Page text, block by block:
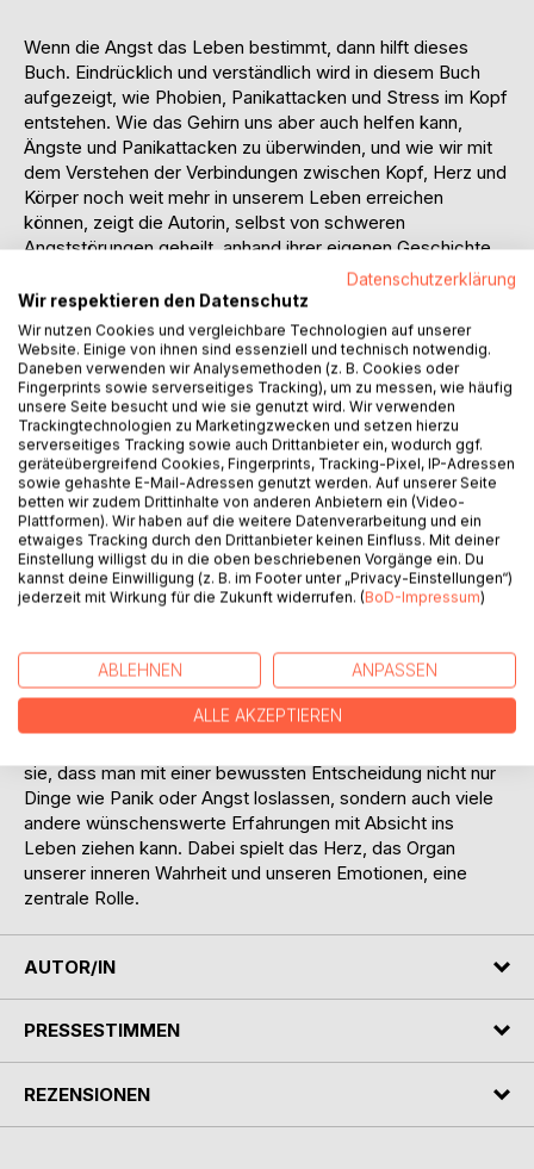
Wenn die Angst das Leben bestimmt, dann hilft dieses
Buch. Eindrücklich und verständlich wird in diesem Buch
aufgezeigt, wie Phobien, Panikattacken und Stress im Kopf
entstehen. Wie das Gehirn uns aber auch helfen kann,
Ängste und Panikattacken zu überwinden, und wie wir mit
dem Verstehen der Verbindungen zwischen Kopf, Herz und
Körper noch weit mehr in unserem Leben erreichen
können, zeigt die Autorin, selbst von schweren
Angststörungen geheilt, anhand ihrer eigenen Geschichte
Wie uns die Autonomie unseres Unterbewusstseins
manchmal ein Schnippchen schlägt, erklärt Petra Panholzer
mit viel Selbstironie anhand ihrer persönlichen Geschichte.
Als sie nach einem schweren Autounfall ihre erste
Panikattacke erlebte, wusste sie nicht, was um sie
passiert. Sie war felsenfest davon überzeugt, auf der
Stelle zu sterben. Die drauffolgenden Attacken bestätigten
ihr immer wieder, dass sie ernsthaft körperlich erkrankt sein
musste. Erst viele todgestorbene Augenblicke später
erhielt sie von einem Herzspezialisten die konkrete
Diagnose. Dabei glaubte sie kaum, dass sie gar nicht krank
war, sondern nur unter Panikattacken leide, denn auf
bewusster Ebene fürchtete sie sich vor nichts. Eine
unbewussten Glaubenssätzen, mentalen Überlistungen und
dem Befreiungsschlag aus den Klauen der Panik und raus
aus den selbstlimitierenden Einschränkungen.
Als sie die Verbindung zwischen Kopf, Herz und Körper und
sie, dass man mit einer bewussten Entscheidung nicht nur
Dinge wie Panik oder Angst loslassen, sondern auch viele
andere wünschenswerte Erfahrungen mit Absicht ins
Leben ziehen kann. Dabei spielt das Herz, das Organ
unserer inneren Wahrheit und unseren Emotionen, eine
zentrale Rolle.
AUTOR/IN
PRESSESTIMMEN
REZENSIONEN
Datenschutzerklärung
Wir respektieren den Datenschutz
Wir nutzen Cookies und vergleichbare Technologien auf unserer
Website. Einige von ihnen sind essenziell und technisch notwendig.
Daneben verwenden wir Analysemethoden (z. B. Cookies oder
Fingerprints sowie serverseitiges Tracking), um zu messen, wie häufig
unsere Seite besucht und wie sie genutzt wird. Wir verwenden
Trackingtechnologien zu Marketingzwecken und setzen hierzu
serverseitiges Tracking sowie auch Drittanbieter ein, wodurch ggf.
geräteübergreifend Cookies, Fingerprints, Tracking-Pixel, IP-Adressen
sowie gehashte E-Mail-Adressen genutzt werden. Auf unserer Seite
betten wir zudem Drittinhalte von anderen Anbietern ein (Video-
Plattformen). Wir haben auf die weitere Datenverarbeitung und ein
etwaiges Tracking durch den Drittanbieter keinen Einfluss. Mit deiner
Einstellung willigst du in die oben beschriebenen Vorgänge ein. Du
kannst deine Einwilligung (z. B. im Footer unter „Privacy-Einstellungen“)
jederzeit mit Wirkung für die Zukunft widerrufen. (BoD-Impressum)
ABLEHNEN ANPASSEN
ALLE AKZEPTIEREN